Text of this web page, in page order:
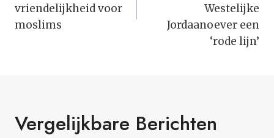
vriendelijkheid voor
moslims
Westelijke
Jordaanoever een
‘rode lijn’
Vergelijkbare Berichten